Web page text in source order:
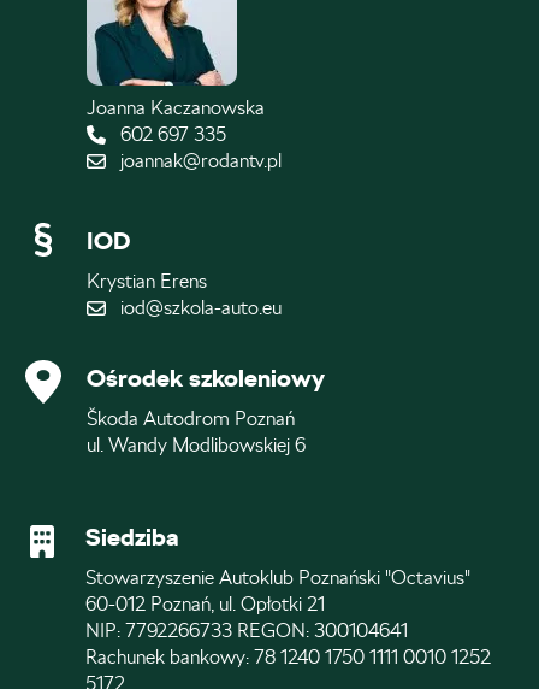
Joanna Kaczanowska
602 697 335
joannak@rodantv.pl
IOD
Krystian Erens
iod@szkola-auto.eu
Ośrodek szkoleniowy
Škoda Autodrom Poznań
ul. Wandy Modlibowskiej 6
Siedziba
Stowarzyszenie Autoklub Poznański "Octavius"
60-012 Poznań, ul. Opłotki 21
NIP: 7792266733 REGON: 300104641
Rachunek bankowy: 78 1240 1750 1111 0010 1252
5172